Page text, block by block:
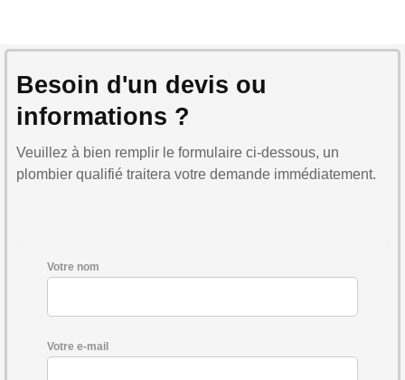
Besoin d'un devis ou
informations ?
Veuillez à bien remplir le formulaire ci-dessous, un
plombier qualifié traitera votre demande immédiatement.
Votre nom
Votre e-mail